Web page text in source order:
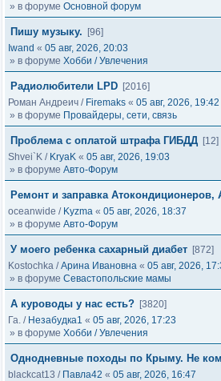
» в форуме Основной форум
Пишу музыку.
[96]
Iwand « 05 авг, 2026, 20:03
» в форуме Хобби / Увлечения
Радиолюбители LPD [2016]
Роман Андреич / Firemaks « 05 авг, 2026, 19:42
» в форуме Провайдеры, сети, связь
Проблема с оплатой штрафа ГИБДД [12]
Shvei`K / KryaK « 05 авг, 2026, 19:03
» в форуме Авто-Форум
Ремонт и заправка Атокондиционеров,
oceanwide / Kyzma « 05 авг, 2026, 18:37
» в форуме Авто-Форум
У моего ребенка сахарный диабет [872]
Kostochka /Арина Ивановна « 05 авг, 2026,
» в форуме Севастопольские мамы
А куроводы у нас есть? [3820]
Га. / Незабудка1 « 05 авг, 2026, 17:23
» в форуме Хобби / Увлечения
Однодневные походы по Крыму. Не
blackcat13 / Павла42 « 05 авг, 2026, 16:47